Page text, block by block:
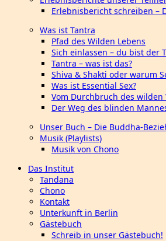
Erlebnisbericht schreiben –
Was ist Tantra
Pfad des Wilden Lebens
Sich einlassen – du bist der
Tantra – was ist das?
Shiva & Shakti oder warum
Was ist Essential Sex?
Vom Durchbruch des
Der Weg des blinden
Unser Buch – Die Buddha-
Musik (Playlists)
Musik von Chono
Das Institut
Tandana
Chono
Kontakt
Unterkunft in Berlin
Gästebuch
Schreib in unser Gästebuch!